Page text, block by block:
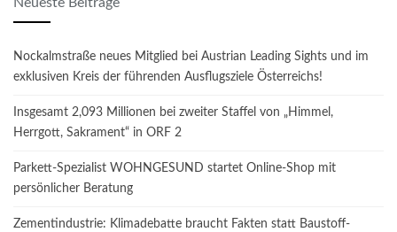
Neueste Beiträge
Nockalmstraße neues Mitglied bei Austrian Leading Sights und im
exklusiven Kreis der führenden Ausflugsziele Österreichs!
Insgesamt 2,093 Millionen bei zweiter Staffel von „Himmel,
Herrgott, Sakrament“ in ORF 2
Parkett-Spezialist WOHNGESUND startet Online-Shop mit
persönlicher Beratung
Zementindustrie: Klimadebatte braucht Fakten statt Baustoff-